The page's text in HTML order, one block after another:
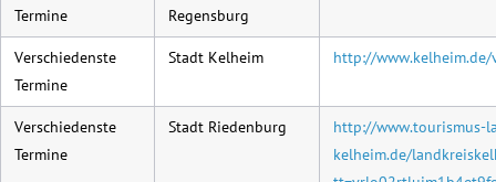
Termine
Regensburg
Verschiedenste
Termine
Stadt Kelheim http://
Verschiedenste
Termine
Stadt Riedenburg
http://www.tourismus-
kelheim.de/